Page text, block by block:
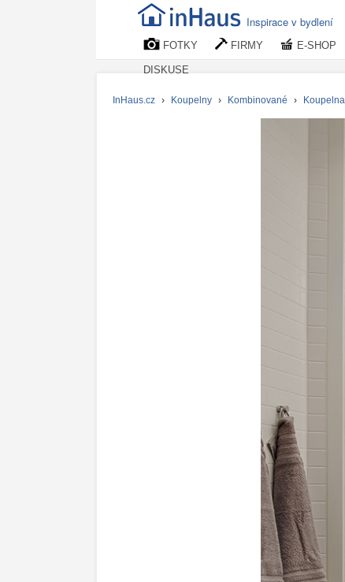
Inspirace v bydlení
FOTKY FIRMY E-SHOP
DISKUSE
InHaus.cz › Koupelny › Kombinované › Koupelna